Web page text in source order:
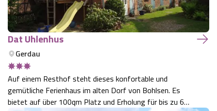
Dat Uhlenhus
Gerdau
Auf einem Resthof steht dieses konfortable und
gemütliche Ferienhaus im alten Dorf von Bohlsen. Es
bietet auf über 100qm Platz und Erholung für bis zu 6